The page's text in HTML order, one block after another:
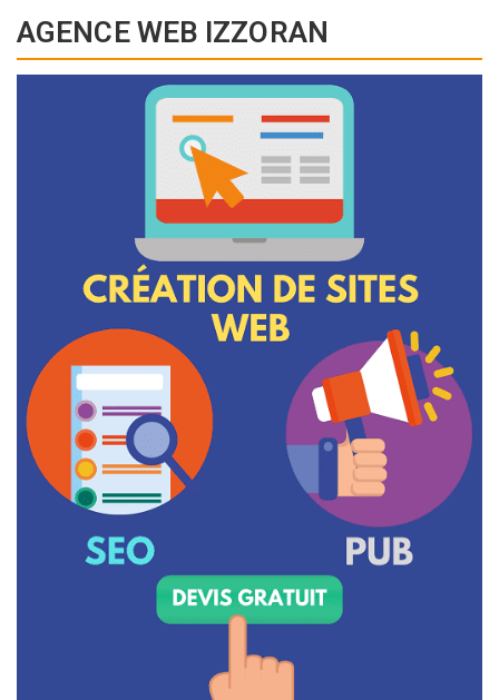
AGENCE WEB IZZORAN